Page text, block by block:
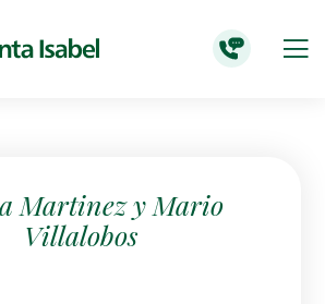
Martinez y Mario
Villalobos